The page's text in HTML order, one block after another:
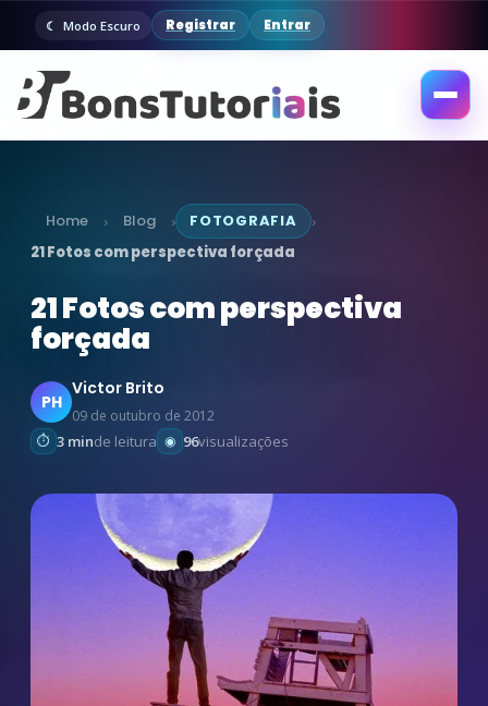
Modo Escuro Registrar Entrar
Abrir
Home › Blog › FOTOGRAFIA ›
21 Fotos com perspectiva forçada
21 Fotos com perspectiva
forçada
PH
Victor Brito
09 de outubro de 2012
3 minde leitura 96visualizações